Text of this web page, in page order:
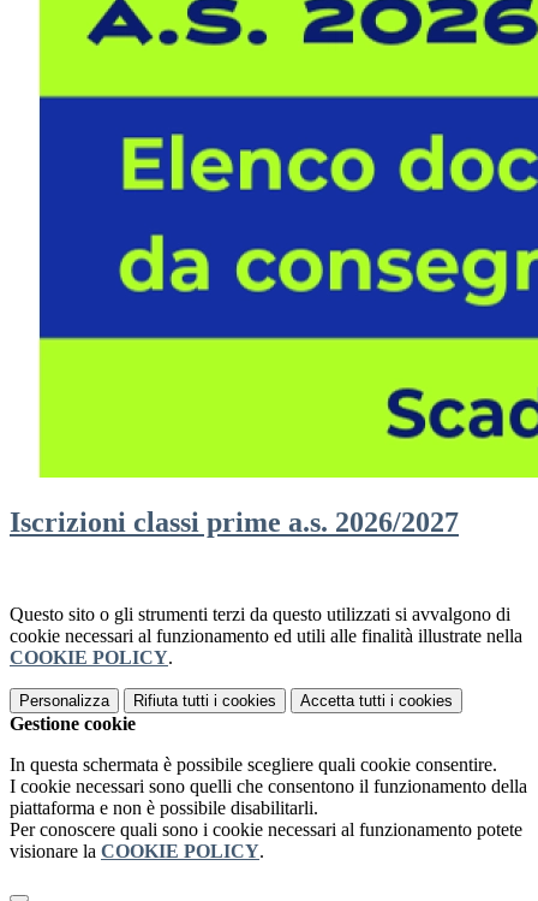
Iscrizioni classi prime a.s. 2026/2027
Questo sito o gli strumenti terzi da questo utilizzati si avvalgono di
cookie necessari al funzionamento ed utili alle finalità illustrate nella
COOKIE POLICY.
Personalizza Rifiuta tutti i cookies Accetta tutti i cookies
Gestione cookie
In questa schermata è possibile scegliere quali cookie consentire.
I cookie necessari sono quelli che consentono il funzionamento della
piattaforma e non è possibile disabilitarli.
Per conoscere quali sono i cookie necessari al funzionamento potete
visionare la COOKIE POLICY.